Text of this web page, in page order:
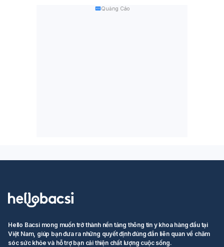
Quảng Cáo
Hello Bacsi mong muốn trở thành nền tảng thông tin y khoa hàng đầu tại
Việt Nam, giúp bạn đưa ra những quyết định đúng đắn liên quan về chăm
sóc sức khỏe và hỗ trợ bạn cải thiện chất lượng cuộc sống.